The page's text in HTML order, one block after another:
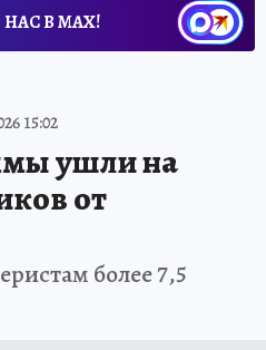
В МАХ!
15:02
ушли на
от
более 7,5